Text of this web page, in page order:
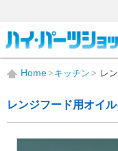
Home キッチン レ
レンジフード用オイ